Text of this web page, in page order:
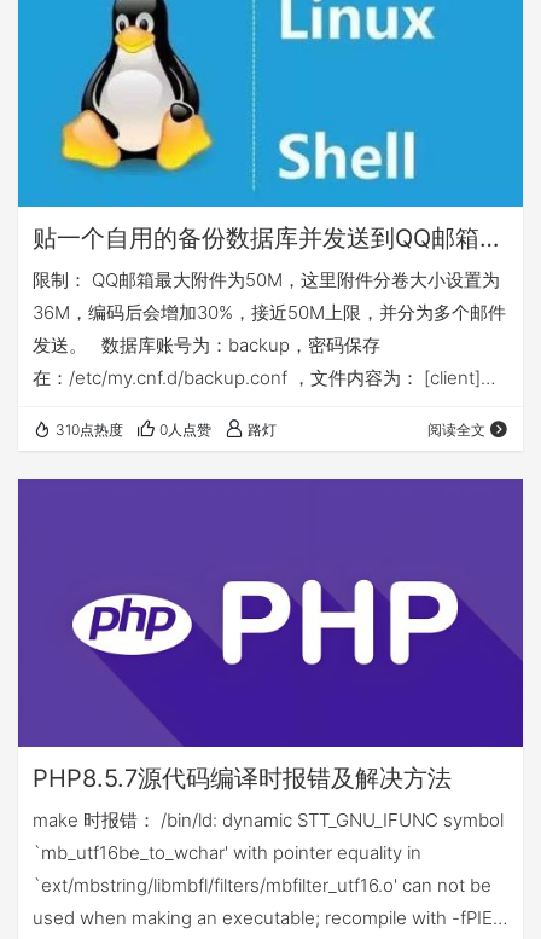
贴一个自用的备份数据库并发送到QQ邮箱的脚本
限制： QQ邮箱最大附件为50M，这里附件分卷大小设置为
36M，编码后会增加30%，接近50M上限，并分为多个邮件
发送。 数据库账号为：backup，密码保存
在：/etc/my.cnf.d/backup.conf ，文件内容为： [client]
后增加内容，请勿直接复制，替换成自己的内容： #QQ邮
箱 set smtp=smtps://smtp.qq.com set from=&q…
310点热度 0人点赞 路灯 阅读全文
PHP8.5.7源代码编译时报错及解决方法
make 时报错： /bin/ld: dynamic STT_GNU_IFUNC symbol
`mb_utf16be_to_wchar' with pointer equality in
`ext/mbstring/libmbfl/filters/mbfilter_utf16.o' can not be
used when making an executable; recompile with -fPIE